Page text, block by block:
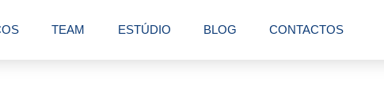
TEAM ESTÚDIO BLOG CONTACTOS